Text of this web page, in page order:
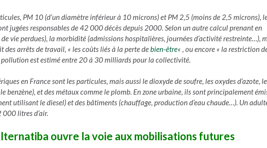
PM 10 (d’un diamètre inférieur à 10 microns) et PM 2,5 (moins de 2,5 microns),
jugées responsables de 42 000 décès depuis 2000. Selon un autre calcul prenant en
vie perdues), la morbidité (admissions hospitalières, journées d’activité restreinte…),
des arrêts de travail, « les coûts liés à la perte debien-être« , ou encore « la restriction
pollution est estimé entre 20 à 30 milliards pour la collectivité.
en France sont les particules, mais aussi le dioxyde de soufre, les oxydes d’azote,
benzène), et des métaux comme le plomb. En zone urbaine, ils sont principalement
utilisant le diesel) et des bâtiments (chauffage, production d’eau chaude…). Un
litres d’air.
ouvre la voie aux mobilisations futures